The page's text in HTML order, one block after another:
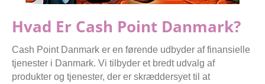
Hvad Er Cash Point Danmark?
Cash Point Danmark er en førende udbyder af finansielle
tjenester i Danmark. Vi tilbyder et bredt udvalg af
produkter og tjenester, der er skræddersyet til at